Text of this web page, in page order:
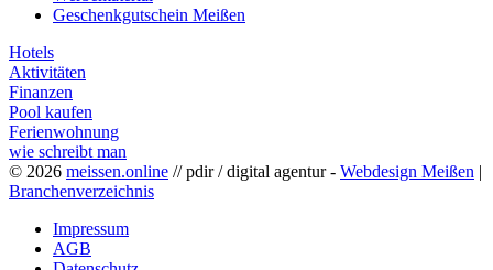
Geschenkgutschein Meißen
Hotels
Aktivitäten
Finanzen
Pool kaufen
Ferienwohnung
wie schreibt man
© 2026 meissen.online // pdir / digital agentur - Webdesign Meißen |
Branchenverzeichnis
Impressum
AGB